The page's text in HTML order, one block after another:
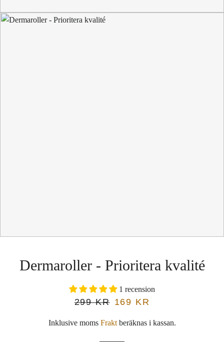
Dermaroller - Prioritera kvalité
1 recension
Ordinarie
299 KR Försäljningspris
169 KR
Inklusive moms Fraktberäknas i kassan.